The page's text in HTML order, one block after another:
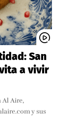
San
a vivir
Al Aire,
y sus